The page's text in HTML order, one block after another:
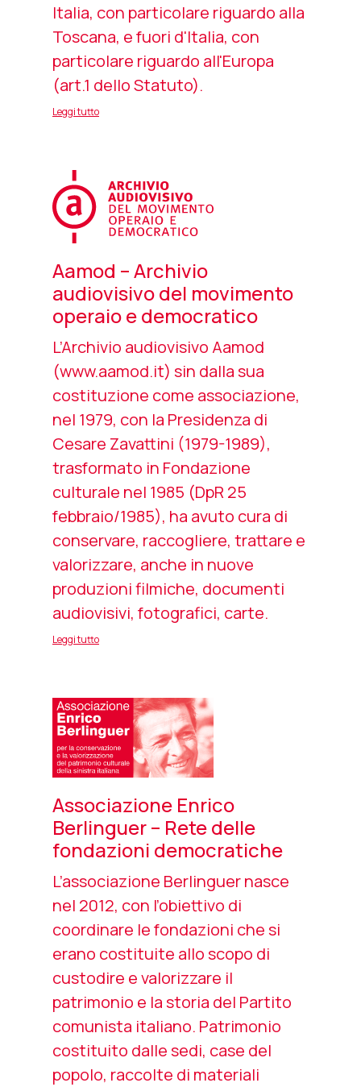
Italia, con particolare riguardo alla
Toscana, e fuori d'Italia, con
particolare riguardo all'Europa
(art.1 dello Statuto).
Leggi tutto
Aamod – Archivio
audiovisivo del movimento
operaio e democratico
L’Archivio audiovisivo Aamod
(www.aamod.it) sin dalla sua
costituzione come associazione,
nel 1979, con la Presidenza di
Cesare Zavattini (1979-1989),
trasformato in Fondazione
culturale nel 1985 (DpR 25
febbraio/1985), ha avuto cura di
conservare, raccogliere, trattare e
valorizzare, anche in nuove
produzioni filmiche, documenti
audiovisivi, fotografici, carte.
Leggi tutto
Associazione Enrico
Berlinguer – Rete delle
fondazioni democratiche
L’associazione Berlinguer nasce
nel 2012, con l’obiettivo di
coordinare le fondazioni che si
erano costituite allo scopo di
custodire e valorizzare il
patrimonio e la storia del Partito
comunista italiano. Patrimonio
costituito dalle sedi, case del
popolo, raccolte di materiali